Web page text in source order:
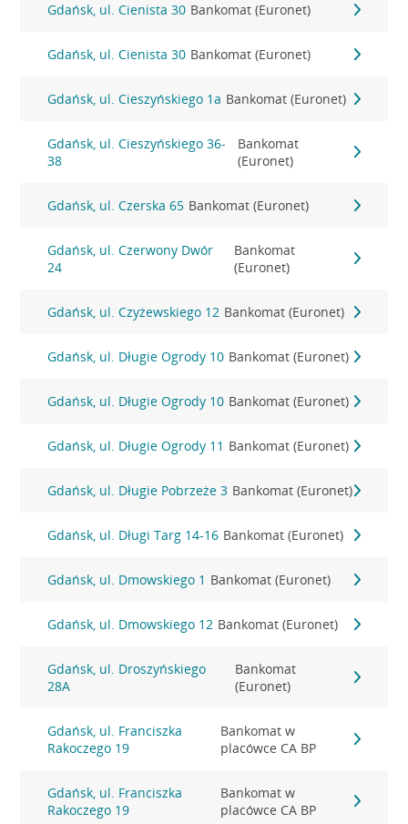
Gdańsk, ul. Cienista 30 Bankomat (Euronet)
Gdańsk, ul. Cienista 30 Bankomat (Euronet)
Gdańsk, ul. Cieszyńskiego 1a Bankomat (Euronet)
Gdańsk, ul. Cieszyńskiego 36-
38
Bankomat
(Euronet)
Gdańsk, ul. Czerska 65 Bankomat (Euronet)
Gdańsk, ul. Czerwony Dwór
24
Bankomat
(Euronet)
Gdańsk, ul. Czyżewskiego 12 Bankomat (Euronet)
Gdańsk, ul. Długie Ogrody 10 Bankomat (Euronet)
Gdańsk, ul. Długie Ogrody 10 Bankomat (Euronet)
Gdańsk, ul. Długie Ogrody 11 Bankomat (Euronet)
Gdańsk, ul. Długie Pobrzeże 3 Bankomat (Euronet)
Gdańsk, ul. Długi Targ 14-16 Bankomat (Euronet)
Gdańsk, ul. Dmowskiego 1 Bankomat (Euronet)
Gdańsk, ul. Dmowskiego 12 Bankomat (Euronet)
Gdańsk, ul. Droszyńskiego
28A
Bankomat
(Euronet)
Gdańsk, ul. Franciszka
Rakoczego 19
Bankomat w
placówce CA BP
Gdańsk, ul. Franciszka
Rakoczego 19
Bankomat w
placówce CA BP